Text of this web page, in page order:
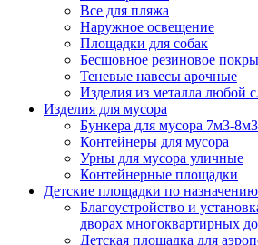
Все для пляжа
Наружное освещение
Площадки для собак
Бесшовное резиновое
Теневые навесы арочные
Изделия из металла любой
Изделия для мусора
Бункера для мусора 7м3-8м3
Контейнеры для мусора
Урны для мусора уличные
Контейнерные площадки
Детские площадки по назначению
Благоустройство и
дворах многоквартирных
Детская площадка для